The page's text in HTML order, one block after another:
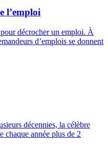
l’emploi
décrocher un emploi. À
d’emplois se donnent
décennies, la célèbre
chaque année plus de 2